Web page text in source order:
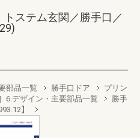
ステム玄関／勝手口／
部品一覧 勝手口ドア
プリン
6.デザイン・主要部品一覧
勝手
】